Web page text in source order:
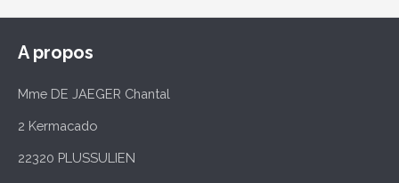
A propos
Mme DE JAEGER Chantal
2 Kermacado
22320 PLUSSULIEN